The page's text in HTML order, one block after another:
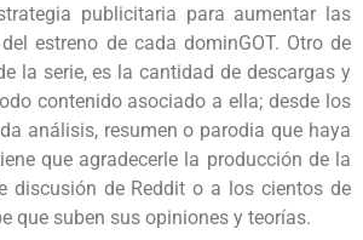
publicitaria para aumentar las
estreno de cada dominGOT. Otro de
la serie, es la cantidad de descargas y
contenido asociado a ella; desde los
análisis, resumen o parodia que haya
que agradecerle la producción de la
discusión de Reddit o a los cientos de
que suben sus opiniones y teorías.